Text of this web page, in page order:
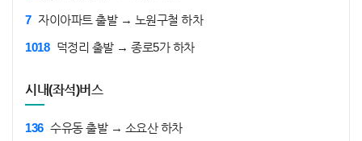
7 자이아파트 출발 → 노원구철 하차
1018 덕정리 출발 → 종로5가 하차
시내(좌석)버스
136 수유동 출발 → 소요산 하차